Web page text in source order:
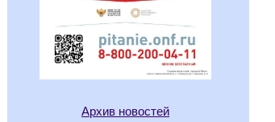
Архив новостей